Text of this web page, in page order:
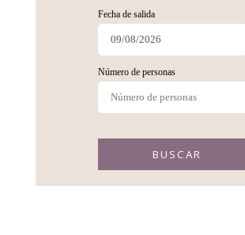
Fecha de salida
Número de personas
BUSCAR